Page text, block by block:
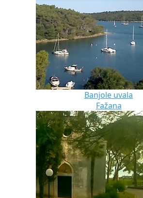
Banjole uvala
Fažana